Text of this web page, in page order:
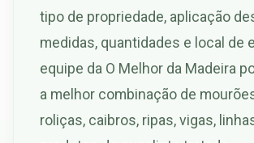
tipo de propriedade, aplicação
medidas, quantidades e local de
equipe da O Melhor da Madeira
a melhor combinação de
roliças, caibros, ripas, vigas,